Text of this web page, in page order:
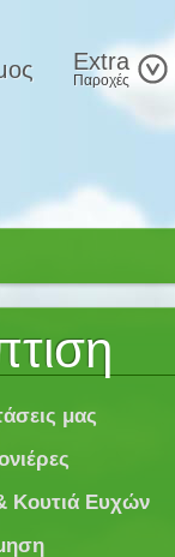
Extra
Παροχές
μας
Κουτιά Ευχών